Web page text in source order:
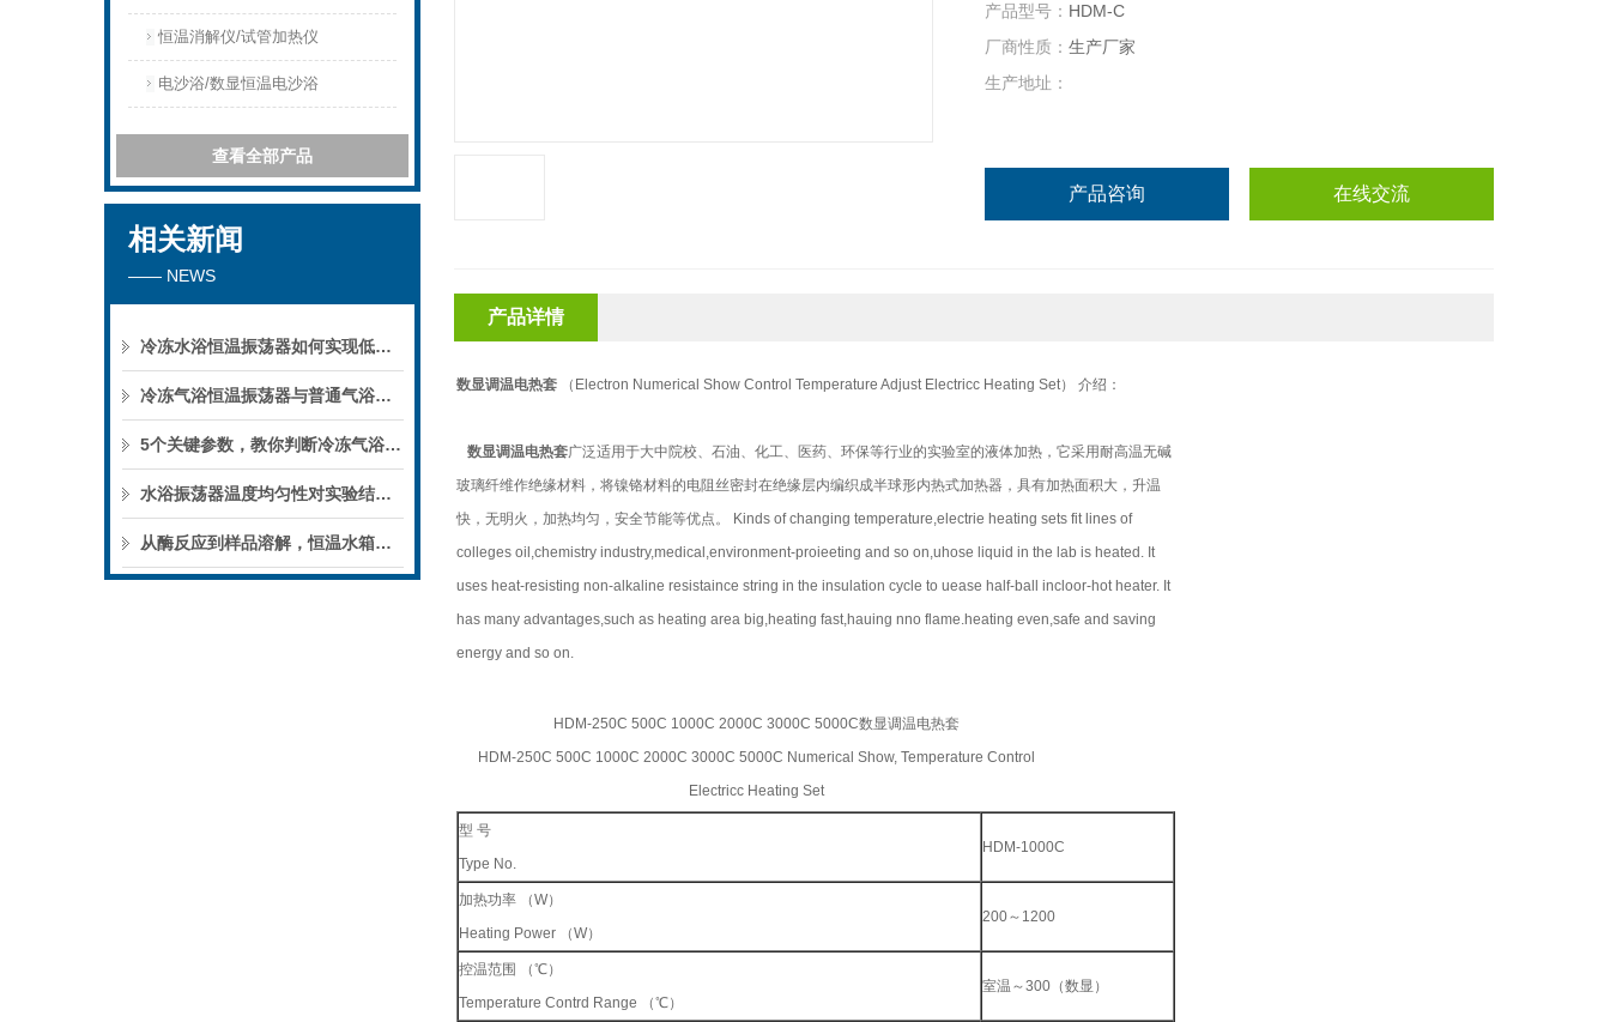
恒温消解仪/试管加热仪
电沙浴/数显恒温电沙浴
查看全部产品
相关新闻
—— NEWS
冷冻水浴恒温振荡器如何实现低温下的微生物培养？
冷冻气浴恒温振荡器与普通气浴振荡器的区别
5个关键参数，教你判断冷冻气浴恒温振荡器的性能优劣
水浴振荡器温度均匀性对实验结果的影响
从酶反应到样品溶解，恒温水箱的实验用途
产品型号： HDM-C
厂商性质： 生产厂家
生产地址：
产品咨询 在线交流
产品详情
数显调温电热套 （Electron Numerical Show Control Temperature Adjust Electricc Heating Set） 介绍：
数显调温电热套广泛适用于大中院校、石油、化工、医药、环保等行业的实验室的液体加热，它采用耐高温无碱
玻璃纤维作绝缘材料，将镍铬材料的电阻丝密封在绝缘层内编织成半球形内热式加热器，具有加热面积大，升温
快，无明火，加热均匀，安全节能等优点。 Kinds of changing temperature,electrie heating sets fit lines of
colleges oil,chemistry industry,medical,environment-proieeting and so on,uhose liquid in the lab is heated. It
uses heat-resisting non-alkaline resistaince string in the insulation cycle to uease half-ball incloor-hot heater. It
has many advantages,such as heating area big,heating fast,hauing nno flame.heating even,safe and saving
energy and so on.
HDM-250C 500C 1000C 2000C 3000C 5000C数显调温电热套
HDM-250C 500C 1000C 2000C 3000C 5000C Numerical Show, Temperature Control
Electricc Heating Set
型 号
Type No.
HDM-1000C
加热功率 （W）
Heating Power （W）
200～1200
控温范围 （℃）
Temperature Contrd Range （℃）
室温～300（数显）